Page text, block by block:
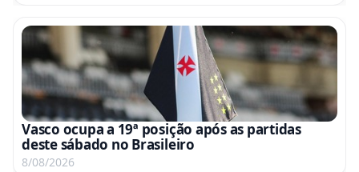
Vasco ocupa a 19ª posição após as partidas
deste sábado no Brasileiro
8/08/2026